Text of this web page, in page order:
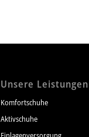
Unsere Leistungen
Komfortschuhe
Aktivschuhe